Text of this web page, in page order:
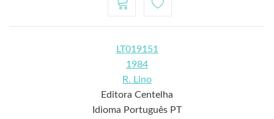
LT019151
1984
R. Lino
Editora Centelha
Idioma Português PT